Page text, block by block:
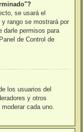
se usará el
rango se mostrará por
darle permisos para
de Control de
los usuarios del
y otros
cada uno.